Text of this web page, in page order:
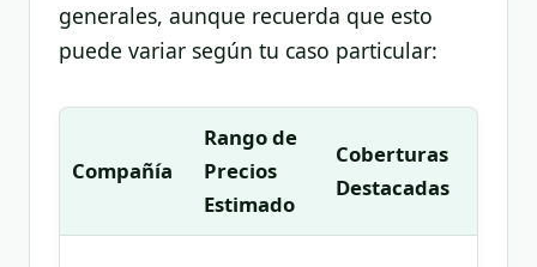
generales, aunque recuerda que esto
puede variar según tu caso particular:
Compañía
Rango de
Precios
Estimado
Coberturas
Destacadas